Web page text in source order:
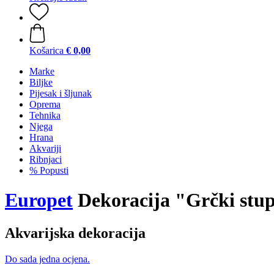
Košarica € 0,00
Marke
Biljke
Pijesak i šljunak
Oprema
Tehnika
Njega
Hrana
Akvariji
Ribnjaci
% Popusti
Europet Dekoracija "Grčki
Akvarijska dekoracija
Do sada jedna ocjena.